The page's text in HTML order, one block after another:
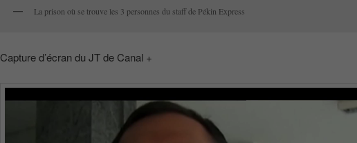
La prison où se trouve les 3 personnes du staff de Pékin Express
Capture d’écran du JT de Canal +